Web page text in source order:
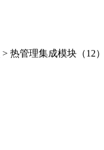
> 热管理集成模块（12